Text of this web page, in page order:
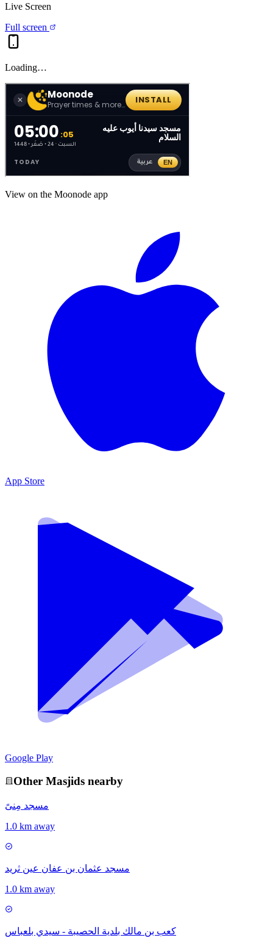
Live Screen
Full screen
Loading…
View on the Moonode app
App Store
Google Play
Other Masjids nearby
مسجد مِنىً
1.0 km away
مسجد عثمان بن عفان عين ثريد
1.0 km away
كعب بن مالك بلدية الحصيبة - سيدي بلعباس